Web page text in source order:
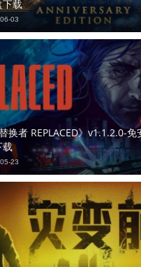
下载
06-03
换者 REPLACED》v1.1.2.0-
载
05-23